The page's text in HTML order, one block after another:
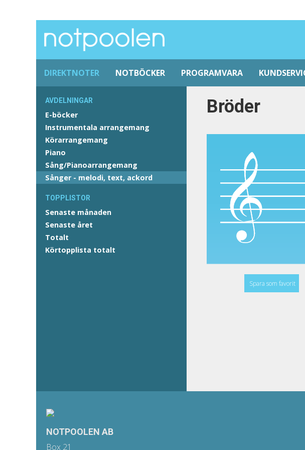
DIREKTNOTER NOTBÖCKER PROGRAMVARA
AVDELNINGAR
E-böcker
Instrumentala arrangemang
Körarrangemang
Piano
Sång/Pianoarrangemang
Sånger - melodi, text, ackord
TOPPLISTOR
Senaste månaden
Senaste året
Totalt
Körtopplista totalt
Bröder
Spara som favorit
NOTPOOLEN AB
Box 21